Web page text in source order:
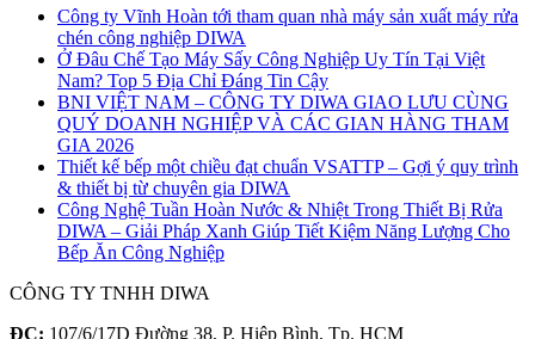
Công ty Vĩnh Hoàn tới tham quan nhà máy sản xuất máy rửa
chén công nghiệp DIWA
Ở Đâu Chế Tạo Máy Sấy Công Nghiệp Uy Tín Tại Việt
Nam? Top 5 Địa Chỉ Đáng Tin Cậy
BNI VIỆT NAM – CÔNG TY DIWA GIAO LƯU CÙNG
QUÝ DOANH NGHIỆP VÀ CÁC GIAN HÀNG THAM
GIA 2026
Thiết kế bếp một chiều đạt chuẩn VSATTP – Gợi ý quy trình
& thiết bị từ chuyên gia DIWA
Công Nghệ Tuần Hoàn Nước & Nhiệt Trong Thiết Bị Rửa
DIWA – Giải Pháp Xanh Giúp Tiết Kiệm Năng Lượng Cho
Bếp Ăn Công Nghiệp
CÔNG TY TNHH DIWA
ĐC: 107/6/17D Đường 38, P. Hiệp Bình, Tp. HCM